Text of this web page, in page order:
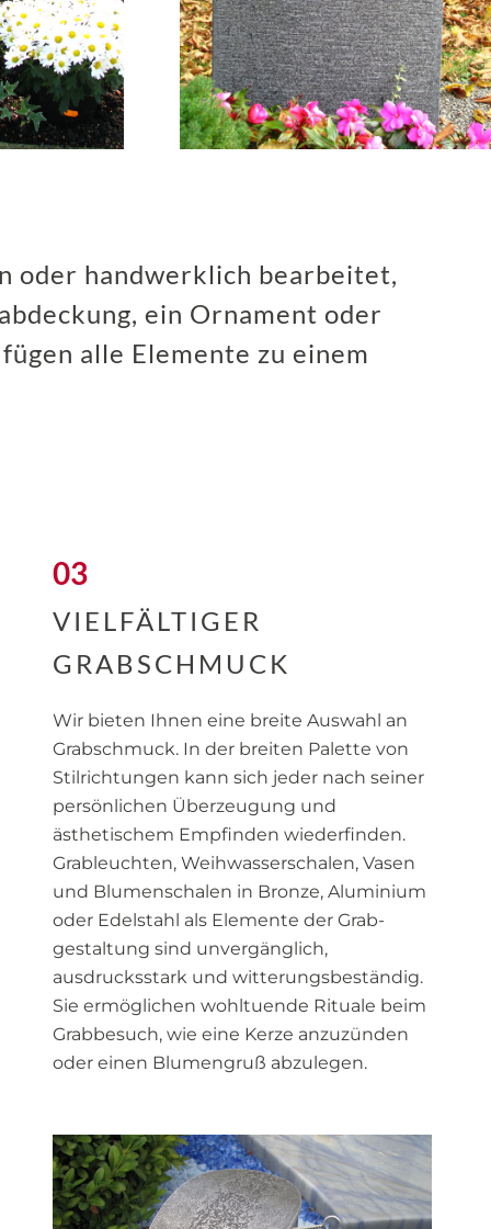
oder handwerklich bearbeitet,
ein Ornament oder
alle Elemente zu einem
03
VIELFÄLTIGER
GRABSCHMUCK
Wir bieten Ihnen eine breite Auswahl an
Grabschmuck. In der breiten Palette von
Stilrichtungen kann sich jeder nach seiner
persönlichen Überzeugung und
ästhetischem Empfinden wiederfinden.
Grab­leuchten, Weihwasserschalen, Vasen
und Blumen­schalen in Bronze, Aluminium
oder Edelstahl als Elemente der Grab­
gestaltung sind unvergänglich,
ausdrucksstark und witterungs­beständig.
Sie ermöglichen wohltuende Rituale beim
Grabbesuch, wie eine Kerze anzuzünden
oder einen Blumengruß abzulegen.